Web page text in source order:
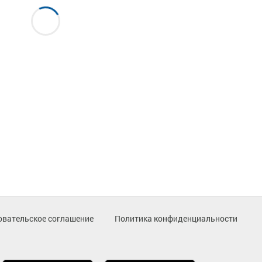
соглашение Политика конфиденциальности